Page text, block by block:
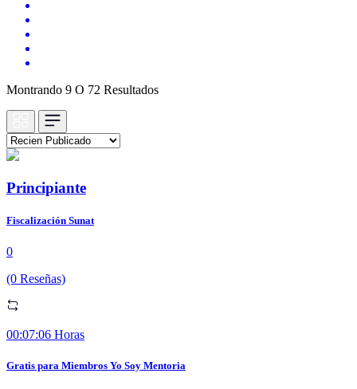
Montrando 9 O 72 Resultados
Principiante
Fiscalización Sunat
0
(0 Reseñas)
00:07:06 Horas
Gratis para Miembros Yo Soy Mentoria